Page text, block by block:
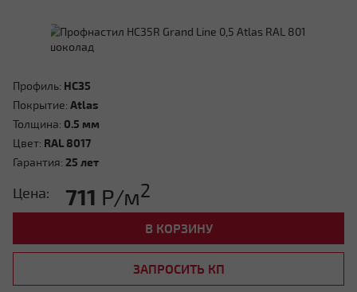
Профиль: HC35
Покрытие: Atlas
Толщина: 0.5 мм
Цвет: RAL 8017
Гарантия: 25 лет
Цена: 711 Р/м2
В КОРЗИНУ
ЗАПРОСИТЬ КП